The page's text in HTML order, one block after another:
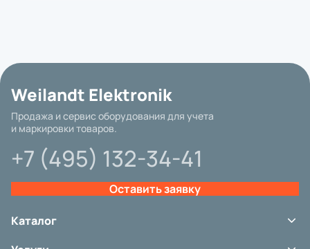
Weilandt Elektronik
Продажа и сервис оборудования для учета
и маркировки товаров.
+7 (495) 132-34-41
Оставить заявку
Каталог